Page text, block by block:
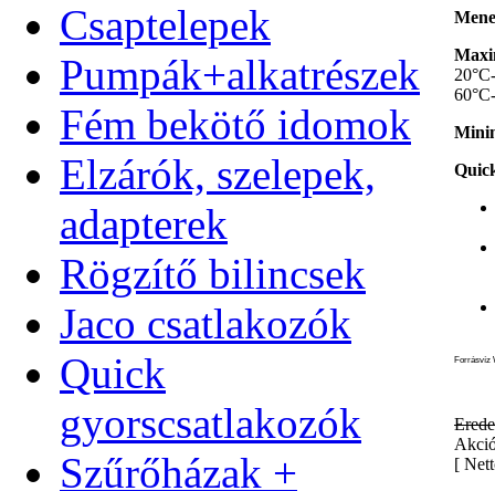
Csaptelepek
Pumpák+alkatrészek
Fém bekötő idomok
Elzárók, szelepek,
adapterek
Rögzítő bilincsek
Jaco csatlakozók
Quick
gyorscsatlakozók
Szűrőházak +
Forrásvíz
[